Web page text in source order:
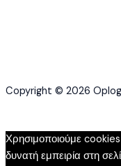
Copyright © 2026
Χρησιμοποιούμε
δυνατή εμπειρία στη